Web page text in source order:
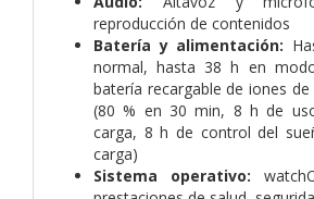
reproducción de contenidos
Batería y alimentación:
normal, hasta 38 h en
batería recargable de iones
(80 % en 30 min, 8 h de
carga, 8 h de control del
carga)
Sistema operativo: